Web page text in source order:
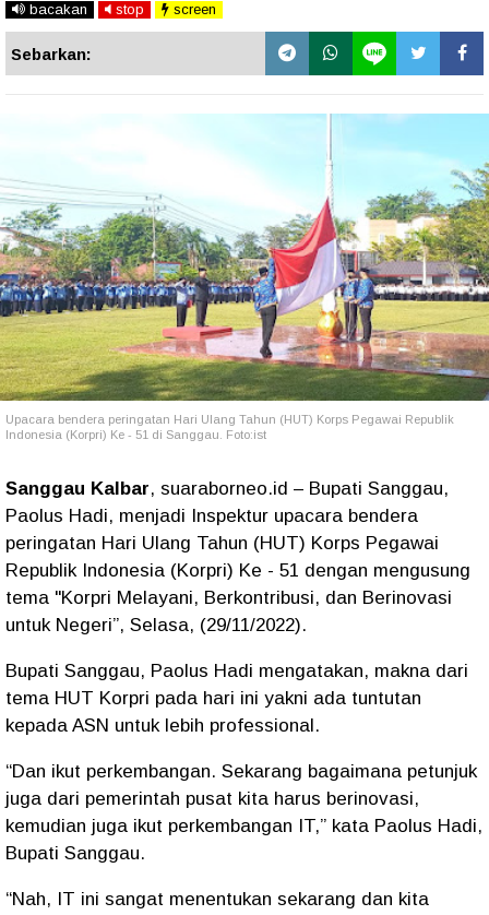
bacakan stop screen
Sebarkan:
Upacara bendera peringatan Hari Ulang Tahun (HUT) Korps Pegawai Republik
Indonesia (Korpri) Ke - 51 di Sanggau. Foto:ist
Sanggau Kalbar, suaraborneo.id – Bupati Sanggau,
Paolus Hadi, menjadi Inspektur upacara bendera
peringatan Hari Ulang Tahun (HUT) Korps Pegawai
Republik Indonesia (Korpri) Ke - 51 dengan mengusung
tema "Korpri Melayani, Berkontribusi, dan Berinovasi
untuk Negeri”, Selasa, (29/11/2022).
Bupati Sanggau, Paolus Hadi mengatakan, makna dari
tema HUT Korpri pada hari ini yakni ada tuntutan
kepada ASN untuk lebih professional.
“Dan ikut perkembangan. Sekarang bagaimana petunjuk
juga dari pemerintah pusat kita harus berinovasi,
kemudian juga ikut perkembangan IT,” kata Paolus Hadi,
Bupati Sanggau.
“Nah, IT ini sangat menentukan sekarang dan kita